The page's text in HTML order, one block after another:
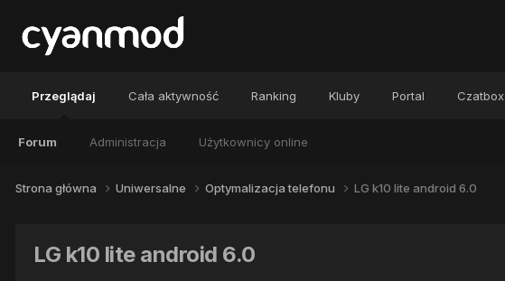
Przeglądaj
Forum Administracja Użytkownicy online
Cała aktywność Ranking Kluby Portal Czatbox
Strona główna Uniwersalne Optymalizacja telefonu LG k10 lite android 6.0
LG k10 lite android 6.0